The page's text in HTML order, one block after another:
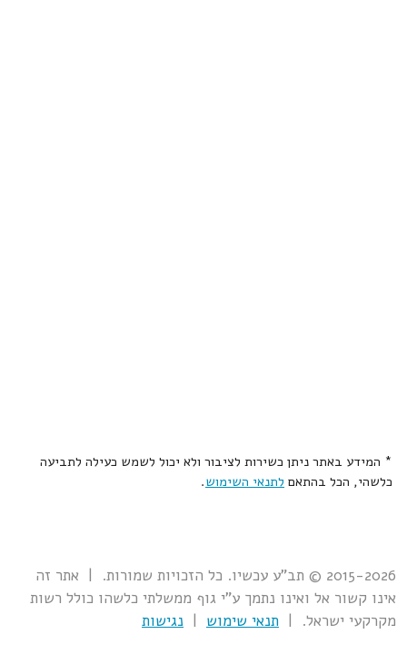
* המידע באתר ניתן כשירות לציבור ולא יכול לשמש כעילה לתביעה
כלשהי, הכל בהתאם לתנאי השימוש.
2015-2026 © תב"ע עכשיו. כל הזכויות שמורות. | אתר זה
אינו קשור אל ואינו נתמך ע"י גוף ממשלתי כלשהו כולל רשות
מקרקעי ישראל. | תנאי שימוש | נגישות